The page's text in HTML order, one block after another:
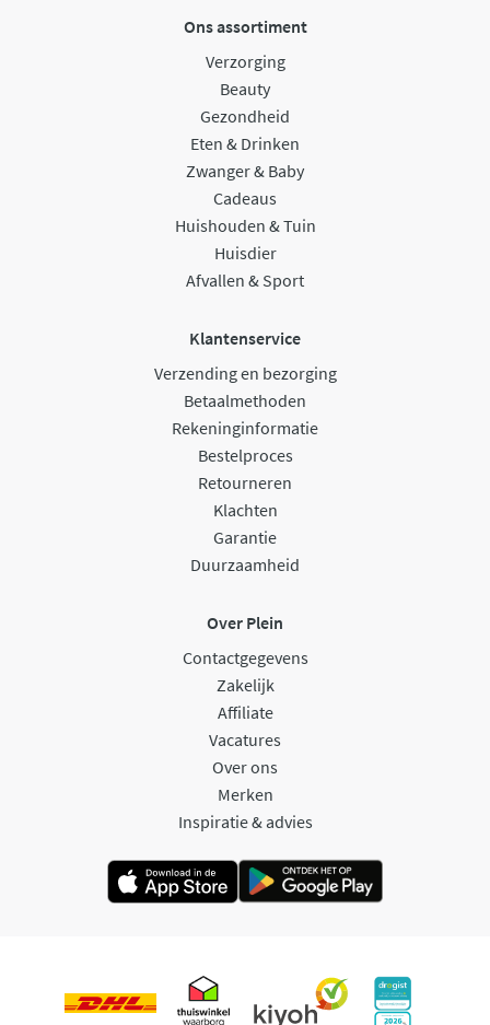
Ons assortiment
Verzorging
Beauty
Gezondheid
Eten & Drinken
Zwanger & Baby
Cadeaus
Huishouden & Tuin
Huisdier
Afvallen & Sport
Klantenservice
Verzending en bezorging
Betaalmethoden
Rekeninginformatie
Bestelproces
Retourneren
Klachten
Garantie
Duurzaamheid
Over Plein
Contactgegevens
Zakelijk
Affiliate
Vacatures
Over ons
Merken
Inspiratie & advies